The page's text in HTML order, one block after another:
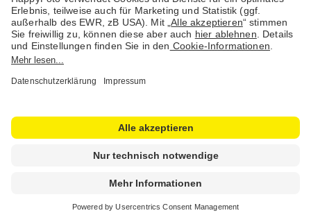
HappyFoto führt 4-Tage-Woche ein und ist
zum dritten Mal beliebtester Fotobuch-